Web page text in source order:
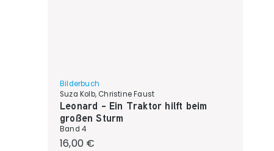
Bilderbuch
Suza Kolb, Christine Faust
Leonard - Ein Traktor hilft beim
großen Sturm
Band 4
Regulärer Preis:
16,00 €